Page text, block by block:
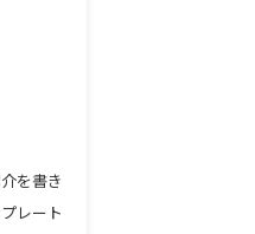
を書き
レート